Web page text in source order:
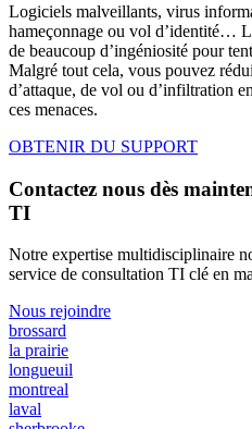
Logiciels malveillants, virus
hameçonnage ou vol d’identité…
de beaucoup d’ingéniosité pour
Malgré tout cela, vous pouvez
d’attaque, de vol ou d’infiltration
ces menaces.
OBTENIR DU SUPPORT
Contactez nous dès
TI
Notre expertise multidisciplinaire
service de consultation TI clé en
Nous rejoindre
brossard
la prairie
longueuil
montreal
laval